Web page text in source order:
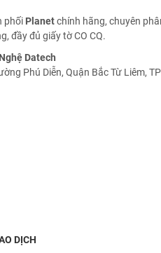
phối Planetchính hãng, chuyên
đầy đủ giấy tờ CO CQ.
Datech
Phú Diễn, Quận Bắc Từ Liêm,
DỊCH